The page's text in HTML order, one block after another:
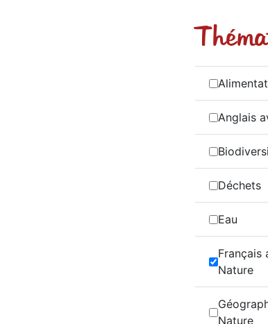
Anglais
Déchets
Eau
Français
Nature
Nature